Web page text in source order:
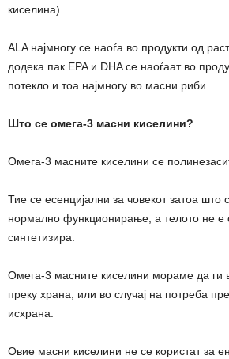
киселина).
ALA најмногу се наоѓа во продукти од
додека пак EPA и DHA се наоѓаат во
потекло и тоа најмногу во масни риби.
Што се омега-3 масни киселини?
Омега-3 масните киселини се
Тие се есенцијални за човекот затоа што
нормално функционирање, а телото не е
синтетизира.
Омега-3 масните киселини мораме да ги
преку храна, или во случај на потреба
исхрана.
Овие масни киселини не се користат за